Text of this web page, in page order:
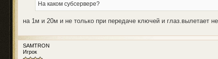
На каком субсервере?
на 1м и 20м и не только при передаче ключей и глаз.вылетает
SAMTRON
Игрок